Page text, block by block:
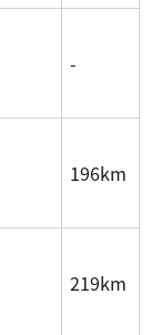
-
196km
219km